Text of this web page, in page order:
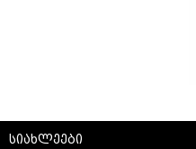
სიახლეები